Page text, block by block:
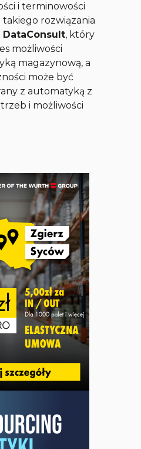
i terminowości
takiego rozwiązania
DataConsult, który
możliwości
magazynową, a
może być
z automatyką z
i możliwości